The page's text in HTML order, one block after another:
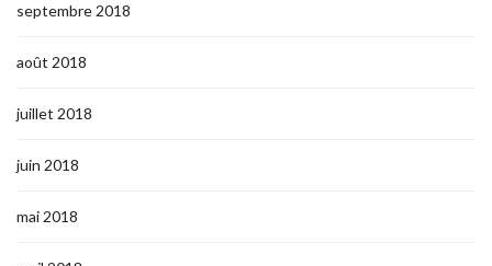
septembre 2018
août 2018
juillet 2018
juin 2018
mai 2018